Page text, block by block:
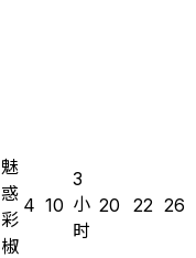
魅
惑
彩
椒
4 10
3
小
时
20 22 26